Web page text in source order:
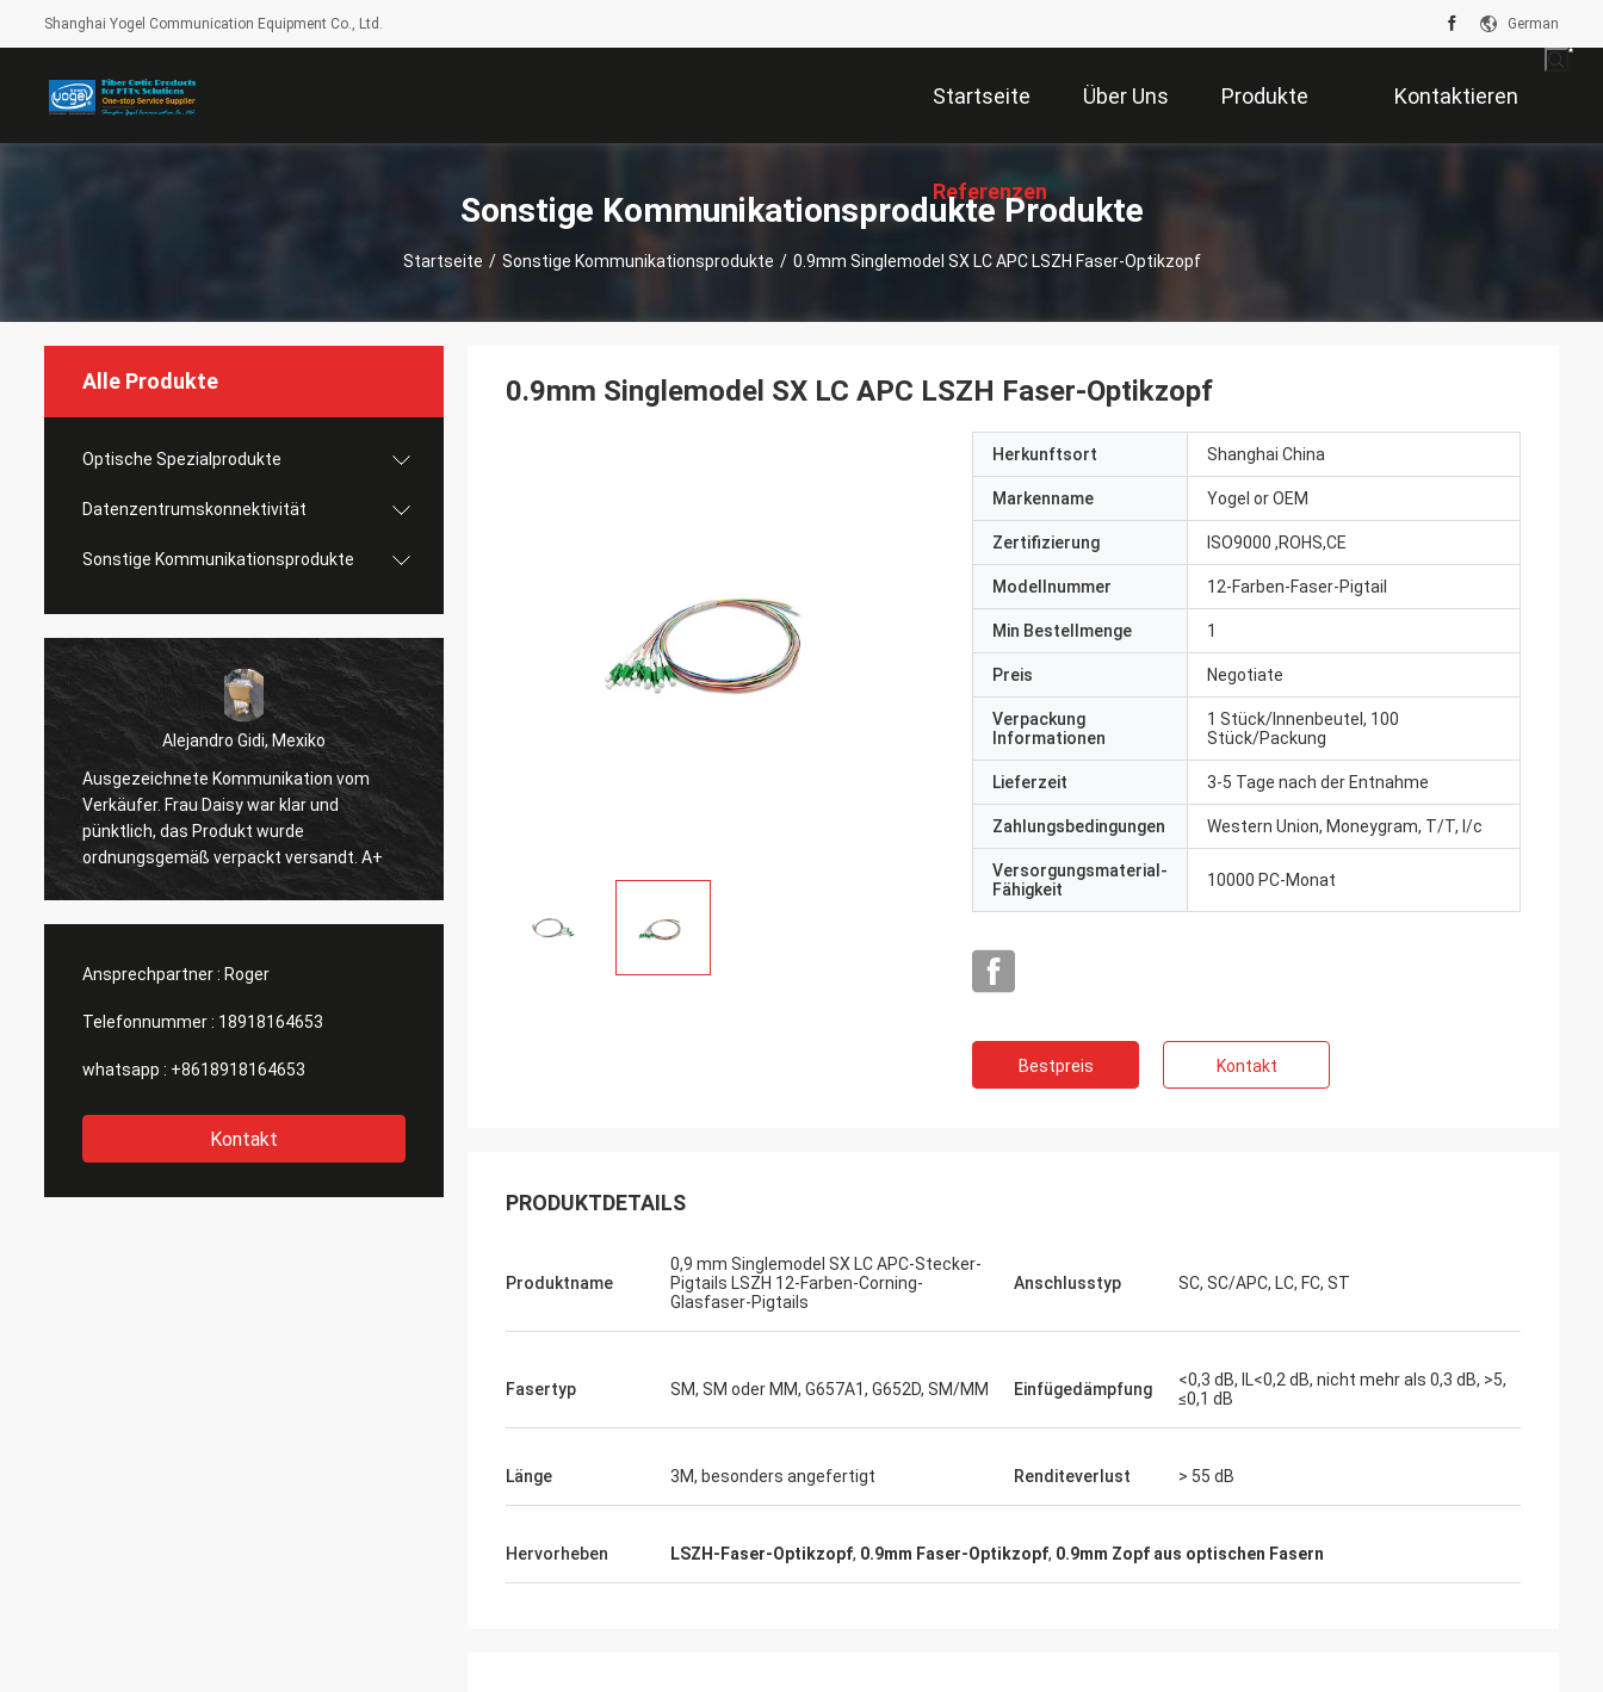
Shanghai Yogel Communication Equipment Co., Ltd. German
Startseite Über Uns Produkte Kontaktieren
Sie Uns
Referenzen
Sonstige Kommunikationsprodukte Produkte
Startseite / Sonstige Kommunikationsprodukte / 0.9mm Singlemodel SX LC APC LSZH Faser-Optikzopf
Alle Produkte
Optische Spezialprodukte
Datenzentrumskonnektivität
Sonstige Kommunikationsprodukte
Alejandro Gidi, Mexiko
Ausgezeichnete Kommunikation vom
Verkäufer. Frau Daisy war klar und
pünktlich, das Produkt wurde
ordnungsgemäß verpackt versandt. A+
Es ist sehr schön, mit echten Profis
zusammenzuarbeiten. Sie sind
aufmerksam und reaktionsschnell.
Ansprechpartner : Roger
Telefonnummer : 18918164653
whatsapp : +8618918164653
Kontakt
0.9mm Singlemodel SX LC APC LSZH Faser-Optikzopf
Herkunftsort Shanghai China
Markenname Yogel or OEM
Zertifizierung ISO9000 ,ROHS,CE
Modellnummer 12-Farben-Faser-Pigtail
Min Bestellmenge 1
Preis Negotiate
Verpackung
Informationen
1 Stück/Innenbeutel, 100
Stück/Packung
Lieferzeit 3-5 Tage nach der Entnahme
Zahlungsbedingungen Western Union, Moneygram, T/T, l/c
Versorgungsmaterial-
Fähigkeit
10000 PC-Monat
Bestpreis Kontakt
PRODUKTDETAILS
Produktname
0,9 mm Singlemodel SX LC APC-Stecker-
Pigtails LSZH 12-Farben-Corning-
Glasfaser-Pigtails
Anschlusstyp SC, SC/APC, LC, FC, ST
Fasertyp SM, SM oder MM, G657A1, G652D, SM/MM Einfügedämpfung
<0,3 dB, IL<0,2 dB, nicht mehr als 0,3 dB, >5,
≤0,1 dB
Länge 3M, besonders angefertigt Renditeverlust > 55 dB
Hervorheben LSZH-Faser-Optikzopf, 0.9mm Faser-Optikzopf, 0.9mm Zopf aus optischen Fasern